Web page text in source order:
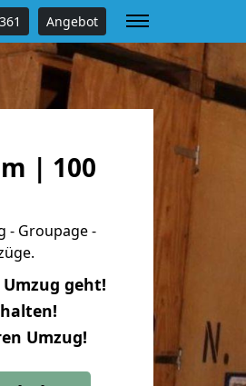
Angebot
| 100
- Groupage -
geht!
Umzug!